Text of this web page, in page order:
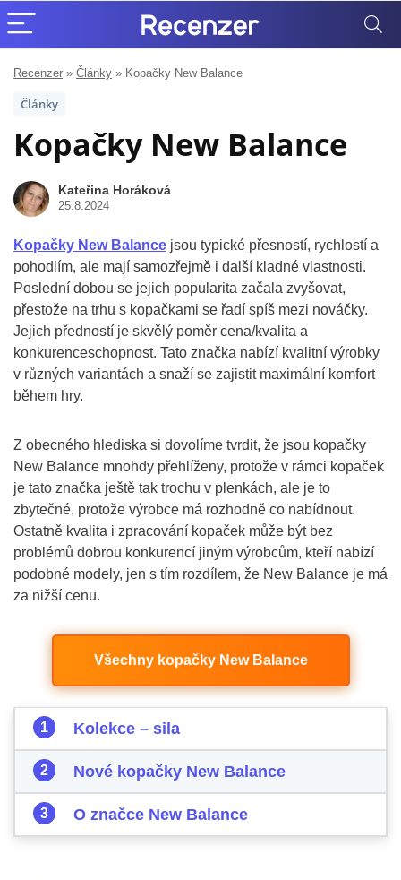
Recenzer » Články » Kopačky New Balance
Články
Kopačky New Balance
Kateřina Horáková
25.8.2024
Kopačky New Balance jsou typické přesností, rychlostí a
pohodlím, ale mají samozřejmě i další kladné vlastnosti.
Poslední dobou se jejich popularita začala zvyšovat,
přestože na trhu s kopačkami se řadí spíš mezi nováčky.
Jejich předností je skvělý poměr cena/kvalita a
konkurenceschopnost. Tato značka nabízí kvalitní výrobky
v různých variantách a snaží se zajistit maximální komfort
během hry.
Z obecného hlediska si dovolíme tvrdit, že jsou kopačky
New Balance mnohdy přehlíženy, protože v rámci kopaček
je tato značka ještě tak trochu v plenkách, ale je to
zbytečné, protože výrobce má rozhodně co nabídnout.
Ostatně kvalita i zpracování kopaček může být bez
problémů dobrou konkurencí jiným výrobcům, kteří nabízí
podobné modely, jen s tím rozdílem, že New Balance je má
za nižší cenu.
Všechny kopačky New Balance
Kolekce – sila
Nové kopačky New Balance
O značce New Balance